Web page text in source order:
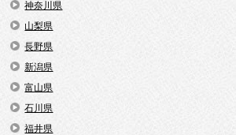
神奈川県
山梨県
長野県
新潟県
富山県
石川県
福井県